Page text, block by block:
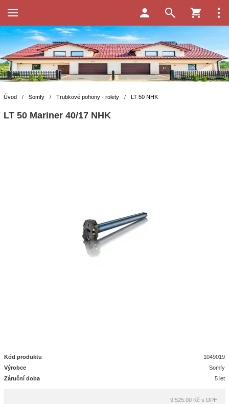
Úvod / Somfy / Trubkové pohony - rolety / LT 50 NHK
LT 50 Mariner 40/17 NHK
Kód produktu
1049019
Výrobce
Somfy
Záruční doba
5 let
9 525.00 Kč s DPH